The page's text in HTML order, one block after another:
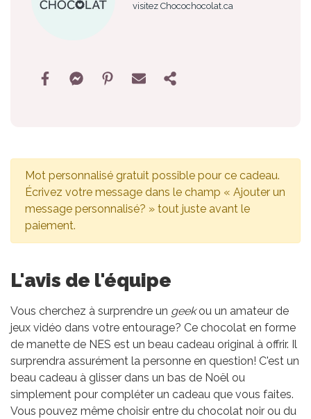
visitez Chocochocolat.ca
Mot personnalisé gratuit possible pour ce cadeau.
Écrivez votre message dans le champ « Ajouter un
message personnalisé? » tout juste avant le
paiement.
L'avis de l'équipe
Vous cherchez à surprendre un geekou un amateur de
jeux vidéo dans votre entourage? Ce chocolat en forme
de manette de NES est un beau cadeau original à offrir. Il
surprendra assurément la personne en question! C'est un
beau cadeau à glisser dans un bas de Noël ou
simplement pour compléter un cadeau que vous faites.
Vous pouvez même choisir entre du chocolat noir ou du